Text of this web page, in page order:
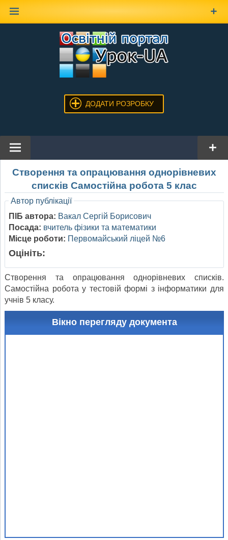
ДОДАТИ РОЗРОБКУ
Створення та опрацювання однорівневих
списків Самостійна робота 5 клас
Автор публікації
ПІБ автора: Вакал Сергій Борисович
Посада: вчитель фізики та математики
Місце роботи: Первомайський ліцей №6
Оцініть:
Створення та опрацювання однорівневих списків.
Самостійна робота у тестовій формі з інформатики для
учнів 5 класу.
Вікно перегляду документа